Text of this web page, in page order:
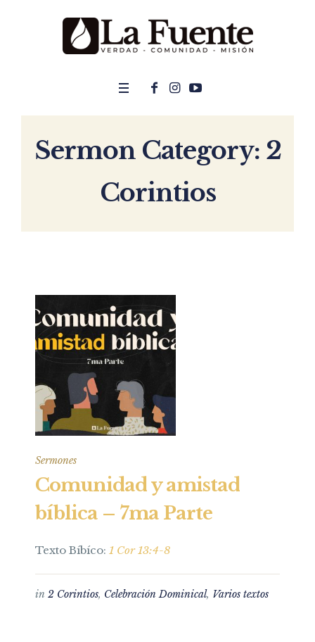
Sermon Category: 2
Corintios
Sermones
Comunidad y amistad
bíblica – 7ma Parte
Texto Bíbíco: 1 Cor 13:4-8
in 2 Corintios, Celebración Dominical, Varios textos